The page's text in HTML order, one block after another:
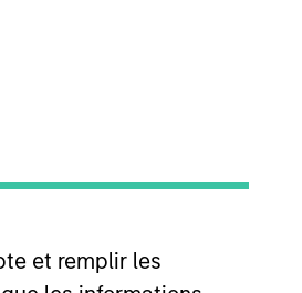
et remplir les